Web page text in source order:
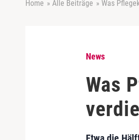
Home » Alle Beiträge » Was
News
Was